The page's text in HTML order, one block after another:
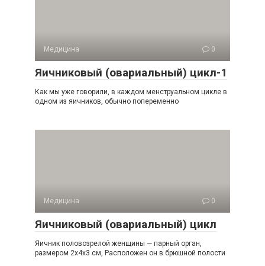
Медицина 0
Яичниковый (овариальный) цикл-1
Как мы уже говорили, в каждом менструальном цикле в
одном из яичников, обычно попеременно
Медицина 0
Яичниковый (овариальный) цикл
Яичник половозрелой женщины — парный орган,
размером 2x4x3 см, Расположен он в брюшной полости